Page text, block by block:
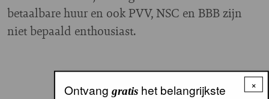
betaalbare huur en ook PVV, NSC en BBB zijn
niet bepaald enthousiast.
×
Ontvang gratishet belangrijkste